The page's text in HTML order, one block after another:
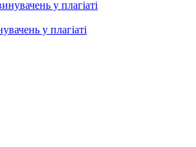
у плагіаті